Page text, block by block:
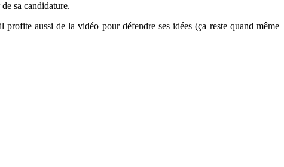
sa candidature.
aussi de la vidéo pour défendre ses idées (ça reste quand même